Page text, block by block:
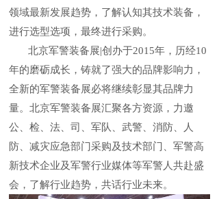
领域最新发展趋势，了解认知其技术装备，
进行选型选项，最终进行采购。
北京军警装备展|创办于2015年，历经10
年的磨砺成长，铸就了强大的品牌影响力，
全新的军警装备展必将继续彰显其品牌力
量。北京军警装备展汇聚各方资源，力邀
公、检、法、司、军队、武警、消防、人
防、减灾应急部门采购及技术部门、军警高
新技术企业及军警行业媒体等军警人共赴盛
会，了解行业趋势，共话行业未来。